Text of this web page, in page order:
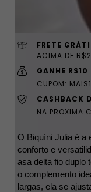
FRETE
ACIMA DE
GANHE R$10
CUPOM:
CASHBACK
NA PROXIMA
O Biquíni Julia é a
conforto e
asa delta fio duplo
o complemento
largas, ela se